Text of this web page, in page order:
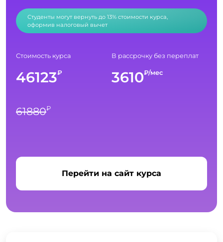
Студенты могут вернуть до 13% стоимости курса,
оформив налоговый вычет
Стоимость курса
46123₽
61880₽
В рассрочку без переплат
3610₽/мес
Перейти на сайт курса